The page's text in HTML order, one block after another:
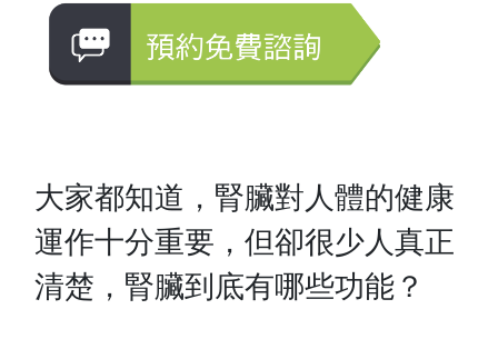
大家都知道，腎臟對人體的健康
運作十分重要，但卻很少人真正
清楚，腎臟到底有哪些功能？